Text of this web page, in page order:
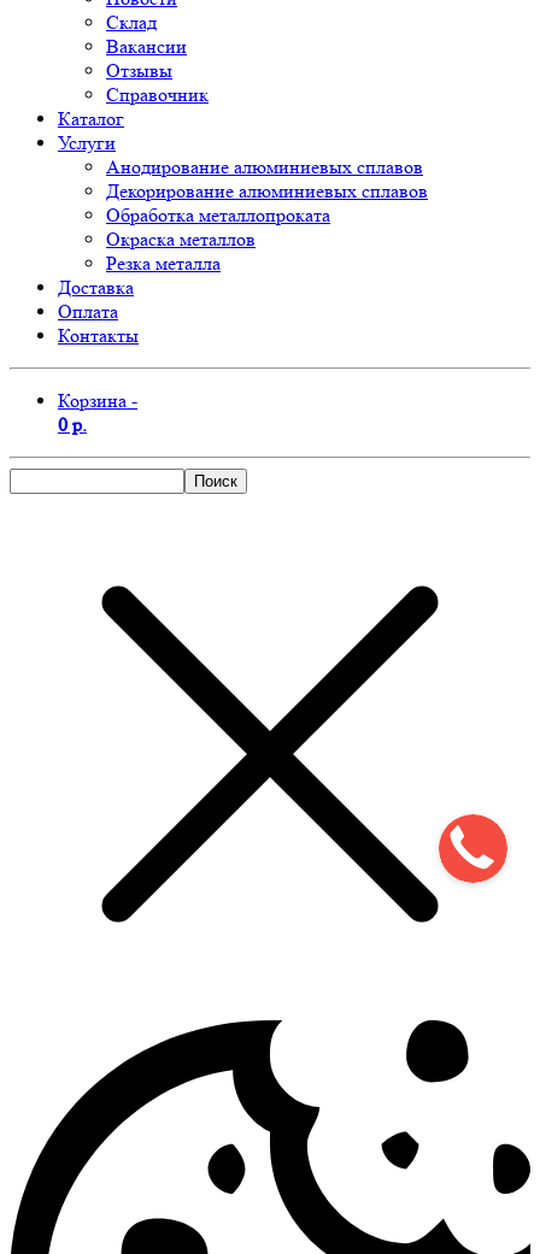
Склад
Вакансии
Отзывы
Справочник
Каталог
Услуги
Анодирование алюминиевых сплавов
Декорирование алюминиевых сплавов
Обработка металлопроката
Окраска металлов
Резка металла
Доставка
Оплата
Контакты
Корзина -
0 р.